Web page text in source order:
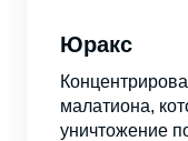
Юракс
малатиона,
уничтожение